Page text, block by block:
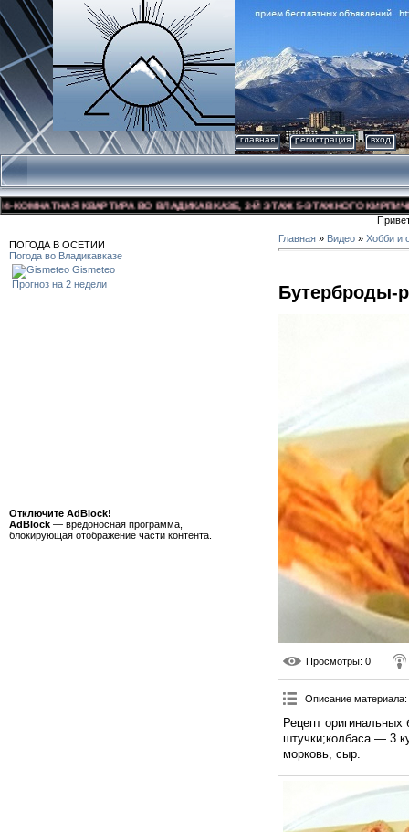
главная регистрация вход
КВАРТИРА ВО ВЛАДИКАВКАЗЕ, 3-Й ЭТАЖ 5-ЭТАЖНОГО
ПОГОДА В ОСЕТИИ
Погода во Владикавказе
Gismeteo
Прогноз на 2 недели
Отключите AdBlock!
AdBlock — вредоносная программа,
блокирующая отображение части контента.
Главная » Видео » Хобби и
Бутерброды-
Просмотры: 0
Описание материала:
Рецепт
штучки;колбаса — 3
морковь, сыр.